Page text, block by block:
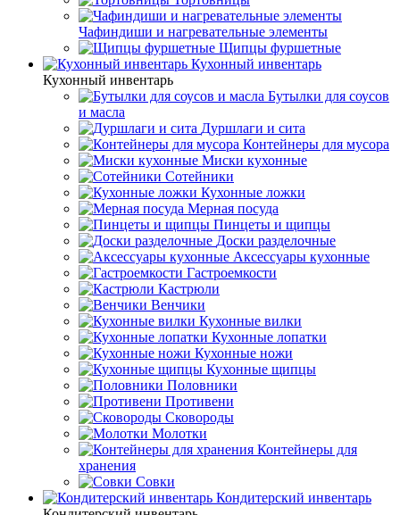
Чафиндиши и нагревательные элементы
Щипцы фуршетные
Кухонный инвентарь
Кухонный инвентарь
Бутылки для соусов
и масла
Дуршлаги и сита
Контейнеры для мусора
Миски кухонные
Сотейники
Кухонные ложки
Мерная посуда
Пинцеты и щипцы
Доски разделочные
Аксессуары кухонные
Гастроемкости
Кастрюли
Венчики
Кухонные вилки
Кухонные лопатки
Кухонные ножи
Кухонные щипцы
Половники
Противени
Сковороды
Молотки
Контейнеры для
хранения
Совки
Кондитерский инвентарь